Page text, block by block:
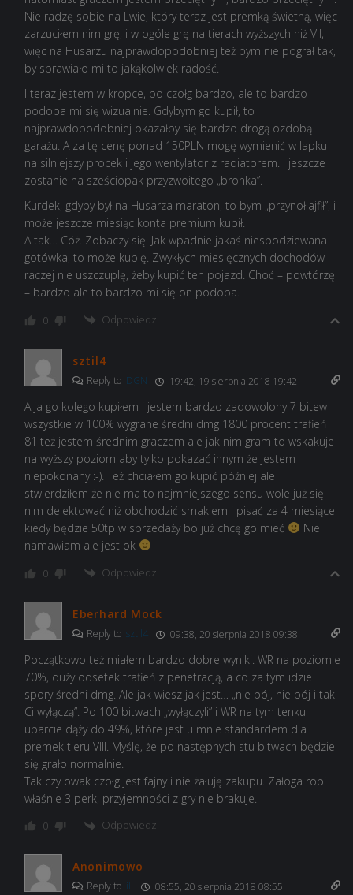
Nie radzę sobie na Lwie, który teraz jest premką świetną, więc
zarzuciłem nim grę, i w ogóle grę na tierach wyższych niż VII,
więc na Husarzu najprawdopodobniej też bym nie pograł tak,
by sprawiało mi to jakąkolwiek radość.
I teraz jestem w kropce, bo czołg bardzo, ale to bardzo
podoba mi się wizualnie. Gdybym go kupił, to
najprawdopodobniej okazałby się bardzo drogą ozdobą
garażu. A za tę cenę ponad 150PLN mogę wymienić w lapku
na silniejszy procek i jego wentylator z radiatorem. I jeszcze
zostanie na sześciopak przyzwoitego „bronka”.
Kurdek, gdyby był na Husarza maraton, to bym „przynołlajfił”, i
może jeszcze miesiąc konta premium kupił.
A tak… Cóż. Zobaczy się. Jak wpadnie jakaś niespodziewana
gotówka, to może kupię. Zwykłych miesięcznych dochodów
raczej nie uszczuplę, żeby kupić ten pojazd. Choć – powtórzę
– bardzo ale to bardzo mi się on podoba.
0 Odpowiedz
sztil4
Reply to DGN 19:42, 19 sierpnia 2018 19:42
A ja go kolego kupiłem i jestem bardzo zadowolony 7 bitew
wszystkie w 100% wygrane średni dmg 1800 procent trafień
81 też jestem średnim graczem ale jak nim gram to wskakuje
na wyższy poziom aby tylko pokazać innym że jestem
niepokonany :-). Też chciałem go kupić później ale
stwierdziłem że nie ma to najmniejszego sensu wole już się
nim delektować niż obchodzić smakiem i pisać za 4 miesiące
kiedy będzie 50tp w sprzedaży bo już chcę go mieć
Nie
namawiam ale jest ok
0 Odpowiedz
Eberhard Mock
Reply to sztil4 09:38, 20 sierpnia 2018 09:38
Początkowo też miałem bardzo dobre wyniki. WR na poziomie
70%, duży odsetek trafień z penetracją, a co za tym idzie
spory średni dmg. Ale jak wiesz jak jest… „nie bój, nie bój i tak
Ci wyłączą”. Po 100 bitwach „wyłączyli” i WR na tym tenku
uparcie dąży do 49%, które jest u mnie standardem dla
premek tieru VIII. Myślę, że po następnych stu bitwach będzie
się grało normalnie.
Tak czy owak czołg jest fajny i nie żałuję zakupu. Załoga robi
właśnie 3 perk, przyjemności z gry nie brakuje.
0 Odpowiedz
Anonimowo
Reply to iL 08:55, 20 sierpnia 2018 08:55